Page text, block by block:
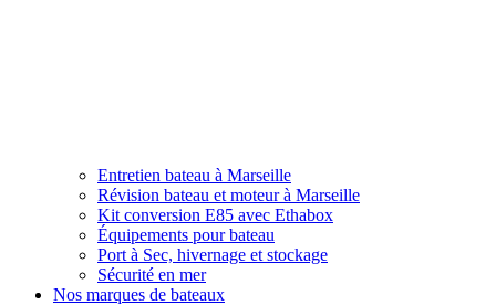
Entretien bateau à Marseille
Révision bateau et moteur à Marseille
Kit conversion E85 avec Ethabox
Équipements pour bateau
Port à Sec, hivernage et stockage
Sécurité en mer
Nos marques de bateaux